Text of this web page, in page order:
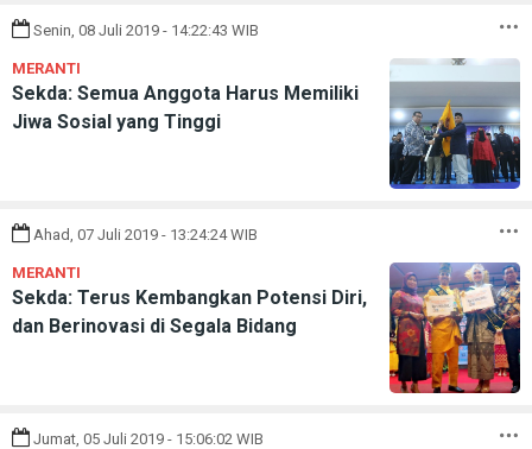
Senin, 08 Juli 2019 - 14:22:43 WIB
MERANTI
Sekda: Semua Anggota Harus Memiliki
Jiwa Sosial yang Tinggi
Ahad, 07 Juli 2019 - 13:24:24 WIB
MERANTI
Sekda: Terus Kembangkan Potensi Diri,
dan Berinovasi di Segala Bidang
Jumat, 05 Juli 2019 - 15:06:02 WIB